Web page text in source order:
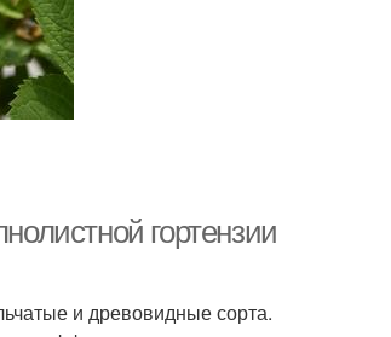
гортензии
и древовидные сорта.